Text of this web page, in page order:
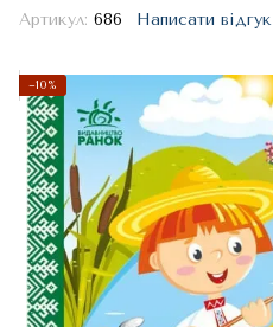
Артикул: 686 Написати відгук
−10%